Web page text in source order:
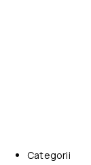
Categorii